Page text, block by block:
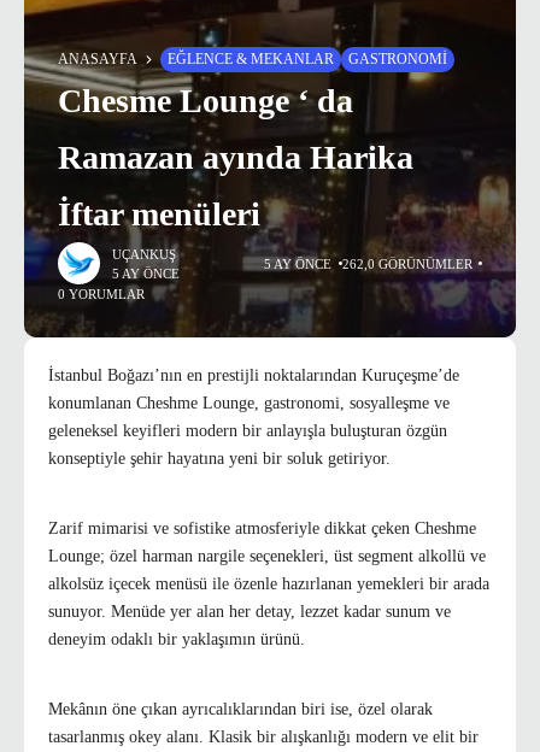
ANASAYFA EĞLENCE & MEKANLAR GASTRONOMI
Chesme Lounge ‘ da
Ramazan ayında Harika
İftar menüleri
UÇANKUŞ
5 AY ÖNCE
5 AY ÖNCE 262,0 GÖRÜNÜMLER
0 YORUMLAR
İstanbul Boğazı’nın en prestijli noktalarından Kuruçeşme’de
konumlanan Cheshme Lounge, gastronomi, sosyalleşme ve
geleneksel keyifleri modern bir anlayışla buluşturan özgün
konseptiyle şehir hayatına yeni bir soluk getiriyor.
Zarif mimarisi ve sofistike atmosferiyle dikkat çeken Cheshme
Lounge; özel harman nargile seçenekleri, üst segment alkollü ve
alkolsüz içecek menüsü ile özenle hazırlanan yemekleri bir arada
sunuyor. Menüde yer alan her detay, lezzet kadar sunum ve
deneyim odaklı bir yaklaşımın ürünü.
Mekânın öne çıkan ayrıcalıklarından biri ise, özel olarak
tasarlanmış okey alanı. Klasik bir alışkanlığı modern ve elit bir